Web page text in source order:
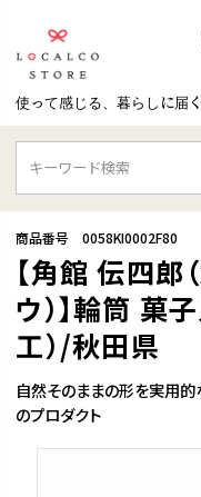
使って感じる、暮らしに届
自然そのままの形を実用
のプロダクト
【角館 伝四郎
ウ）】輪筒 菓
工）/秋田県
商品番号 0058KI0002F80